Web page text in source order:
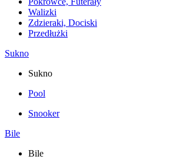
Walizki
Zdzieraki, Dociski
Przedłużki
Sukno
Sukno
Pool
Snooker
Bile
Bile